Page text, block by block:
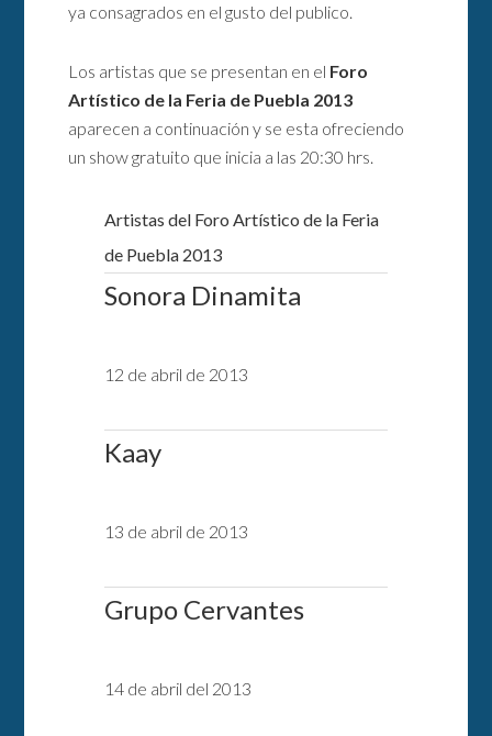
ya consagrados en el gusto del publico.
Los artistas que se presentan en el Foro
Artístico de la Feria de Puebla 2013
aparecen a continuación y se esta ofreciendo
un show gratuito que inicia a las 20:30 hrs.
Artistas del Foro Artístico de la Feria
de Puebla 2013
Sonora Dinamita
12 de abril de 2013
Kaay
13 de abril de 2013
Grupo Cervantes
14 de abril del 2013